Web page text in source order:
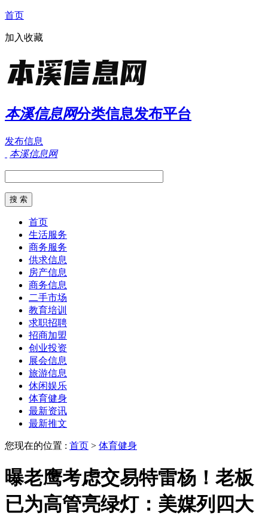
首页
加入收藏
本溪信息网分类信息发布平台
发布信息
本溪信息网
首页
生活服务
商务服务
供求信息
房产信息
商务信息
二手市场
教育培训
求职招聘
招商加盟
创业投资
展会信息
旅游信息
休闲娱乐
体育健身
最新资讯
最新推文
您现在的位置 : 首页 > 体育健身
曝老鹰考虑交易特雷杨！老板
已为高管亮绿灯：美媒列四大